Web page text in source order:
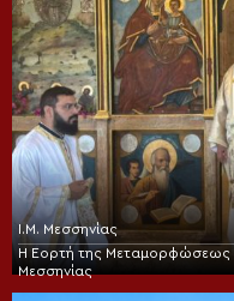
Ι.Μ. Μεσσηνίας
Η Εορτή της Μεταμορφώσεως
Μεσσηνίας